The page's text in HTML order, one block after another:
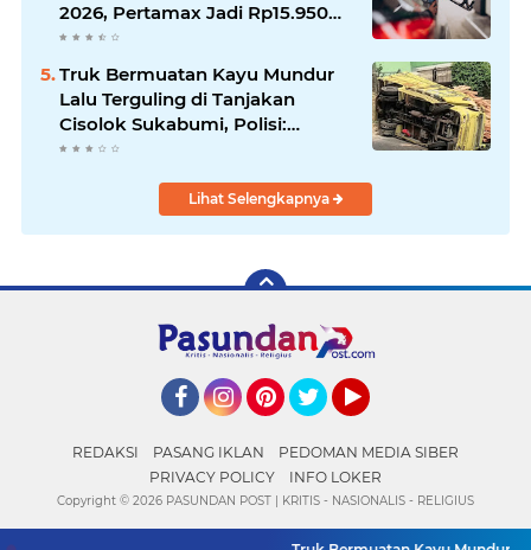
2026, Pertamax Jadi Rp15.950
per Liter, Cek Daftar Harga
Terbaru
Truk Bermuatan Kayu Mundur
Lalu Terguling di Tanjakan
Cisolok Sukabumi, Polisi:
Diduga Tak Kuat Menanjak
Lihat Selengkapnya
REDAKSI PASANG IKLAN
PEDOMAN MEDIA SIBER
PRIVACY POLICY
INFO LOKER
Copyright © 2026 PASUNDAN POST | KRITIS - NASIONALIS - RELIGIUS